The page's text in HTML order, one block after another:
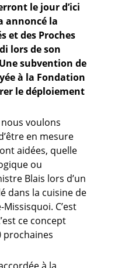
le jour d’ici
annoncé la
et des Proches
lors de son
subvention de
à la Fondation
le déploiement
nous voulons
en mesure
aidées, quelle
ou
Blais lors d’un
dans la cuisine de
C’est
ce concept
prochaines